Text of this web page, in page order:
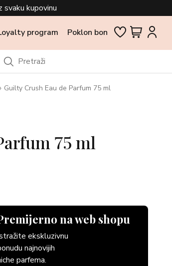
svaku kupovinu
program Poklon bon
Guilty Crush Eau de Parfum 75 ml
75 ml
na web shopu
ekskluzivnu
najnovijih
parfema.